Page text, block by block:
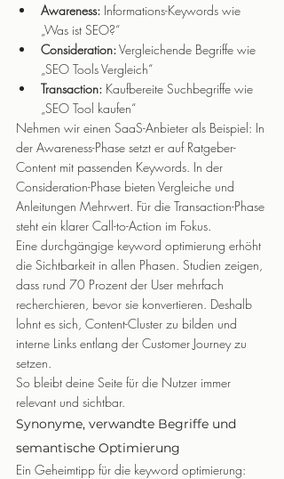
Awareness: Informations-Keywords wie
„Was ist SEO?“
Consideration: Vergleichende Begriffe wie
„SEO Tools Vergleich“
Transaction: Kaufbereite Suchbegriffe wie
„SEO Tool kaufen“
Nehmen wir einen SaaS-Anbieter als Beispiel: In
der Awareness-Phase setzt er auf Ratgeber-
Content mit passenden Keywords. In der
Consideration-Phase bieten Vergleiche und
Anleitungen Mehrwert. Für die Transaction-Phase
steht ein klarer Call-to-Action im Fokus.
Eine durchgängige keyword optimierung erhöht
die Sichtbarkeit in allen Phasen. Studien zeigen,
dass rund 70 Prozent der User mehrfach
recherchieren, bevor sie konvertieren. Deshalb
lohnt es sich, Content-Cluster zu bilden und
interne Links entlang der Customer Journey zu
setzen.
So bleibt deine Seite für die Nutzer immer
relevant und sichtbar.
Synonyme, verwandte Begriffe und
semantische Optimierung
Ein Geheimtipp für die keyword optimierung: